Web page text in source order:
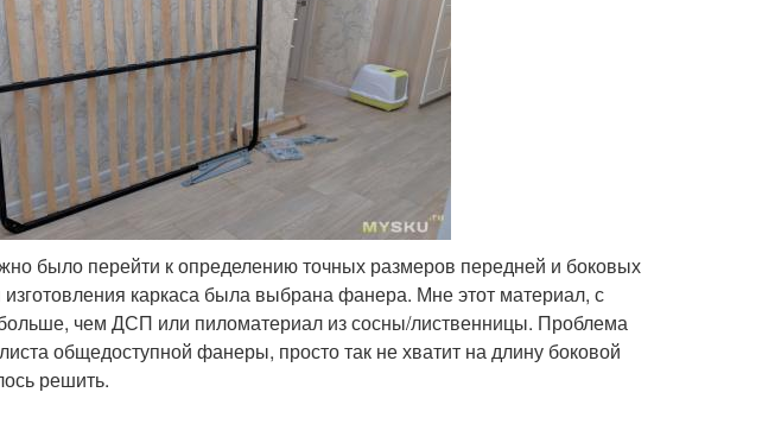
было перейти к определению точных размеров передней и боковых
каркаса была выбрана фанера. Мне этот материал, с
больше, чем ДСП или пиломатериал из сосны/лиственницы. Проблема
общедоступной фанеры, просто так не хватит на длину боковой
решить.